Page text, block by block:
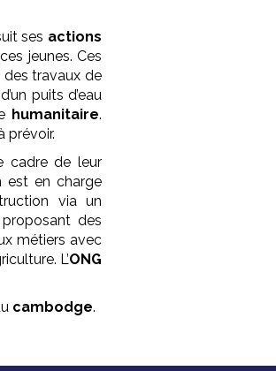
ses actions
jeunes. Ces
travaux de
puits d’eau
humanitaire.
prévoir.
cadre de leur
est en charge
via un
des
métiers avec
L’ONG
cambodge.